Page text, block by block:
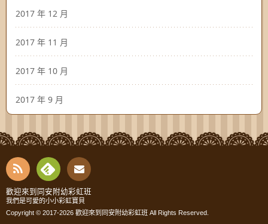
2017 年 12 月
2017 年 11 月
2017 年 10 月
2017 年 9 月
RSS
Fee
dly
Cont
act
歡迎來到同安附幼彩虹班
我們是可愛的小小彩虹寶貝
Copyright © 2017-2026 歡迎來到同安附幼彩虹班 All Rights Reserved.